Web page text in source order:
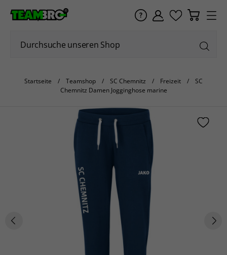
Startseite Teamshop SC Chemnitz Freizeit
SC
Chemnitz Damen Jogginghose marine